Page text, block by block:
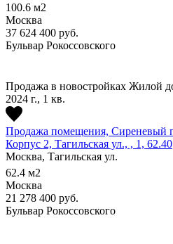
100.6 м2
Москва
37 624 400 руб.
Бульвар Рокоссовского
Продажа в новостройках Жилой
2024 г., 1 кв.
Продажа помещения, Сиреневый
Корпус 2, Тагильская ул., , 1, 62.40
Москва, Тагильская ул.
62.4 м2
Москва
21 278 400 руб.
Бульвар Рокоссовского